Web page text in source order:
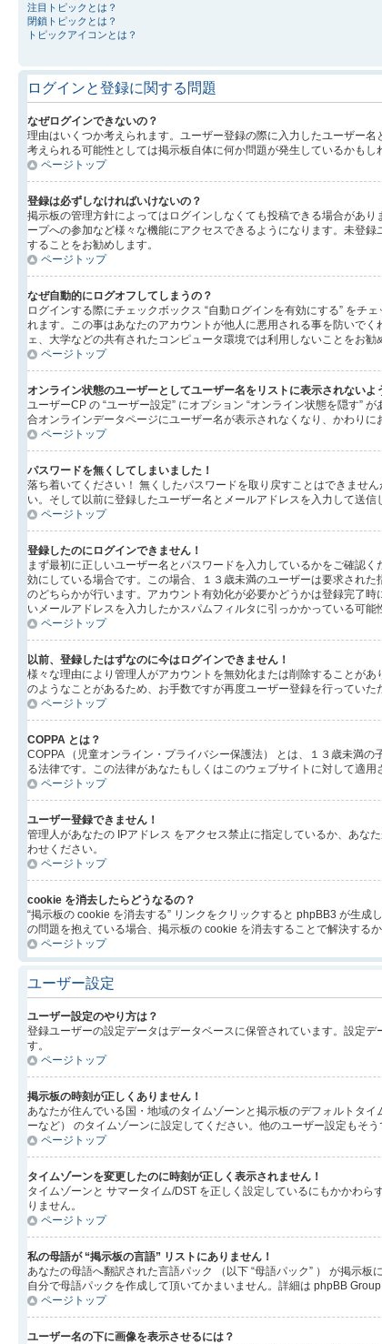
注目トピックとは？
閉鎖トピックとは？
トピックアイコンとは？
ログインと登録に関する問題
なぜログインできないの？
理由はいくつか考えられます。ユーザー登録の際に入力したユーザー
考えられる可能性としては掲示板自体に何か問題が発生しているかも
ページトップ
登録は必ずしなければいけないの？
掲示板の管理方針によってはログインしなくても投稿できる場合があ
ープへの参加など様々な機能にアクセスできるようになります。未登
することをお勧めします。
ページトップ
なぜ自動的にログオフしてしまうの？
ログインする際にチェックボックス “自動ログインを有効にする” を
れます。この事はあなたのアカウントが他人に悪用される事を防いで
ェ、大学などの共有されたコンピュータ環境では利用しないことをお
ページトップ
オンライン状態のユーザーとしてユーザー名をリストに表示されないよ
ユーザーCP の “ユーザー設定” にオプション “オンライン状態を隠す”
合オンラインデータページにユーザー名が表示されなくなり、かわりに
ページトップ
パスワードを無くしてしまいました！
落ち着いてください！ 無くしたパスワードを取り戻すことはできませ
い。そして以前に登録したユーザー名とメールアドレスを入力して送
ページトップ
登録したのにログインできません！
まず最初に正しいユーザー名とパスワードを入力しているかをご確認
効にしている場合です。この場合、１３歳未満のユーザーは要求され
のどちらかが行います。アカウント有効化が必要かどうかは登録完了
いメールアドレスを入力したかスパムフィルタに引っかかっている可
ページトップ
以前、登録したはずなのに今はログインできません！
様々な理由により管理人がアカウントを無効化または削除することが
のようなことがあるため、お手数ですが再度ユーザー登録を行ってい
ページトップ
COPPA とは？
COPPA （児童オンライン・プライバシー保護法） とは、１３歳未満
る法律です。この法律があなたもしくはこのウェブサイトに対して適
ページトップ
ユーザー登録できません！
管理人があなたの IPアドレス をアクセス禁止に指定しているか、あな
わせください。
ページトップ
cookie を消去したらどうなるの？
“掲示板の cookie を消去する” リンクをクリックすると phpBB3 が生
の問題を抱えている場合、掲示板の cookie を消去することで解決するか
ページトップ
ユーザー設定
ユーザー設定のやり方は？
登録ユーザーの設定データはデータベースに保管されています。設定
す。
ページトップ
掲示板の時刻が正しくありません！
あなたが住んでいる国・地域のタイムゾーンと掲示板のデフォルトタ
ーなど） のタイムゾーンに設定してください。他のユーザー設定もそ
ページトップ
タイムゾーンを変更したのに時刻が正しく表示されません！
タイムゾーンと サマータイム/DST を正しく設定しているにもかかわ
りません。
ページトップ
私の母語が “掲示板の言語” リストにありません！
あなたの母語へ翻訳された言語パック （以下 “母語パック” ） が掲示
自分で母語パックを作成して頂いてかまいません。詳細は phpBB
ページトップ
ユーザー名の下に画像を表示させるには？